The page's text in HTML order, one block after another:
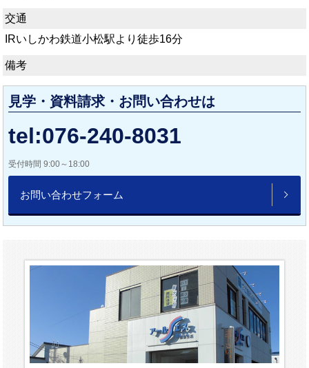
交通
IRいしかわ鉄道小松駅より徒歩16分
備考
見学・資料請求・お問い合わせは
tel:076-240-8031
受付時間 9:00～18:00
お問い合わせフォーム